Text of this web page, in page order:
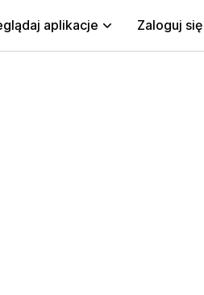
aplikacje Zaloguj się